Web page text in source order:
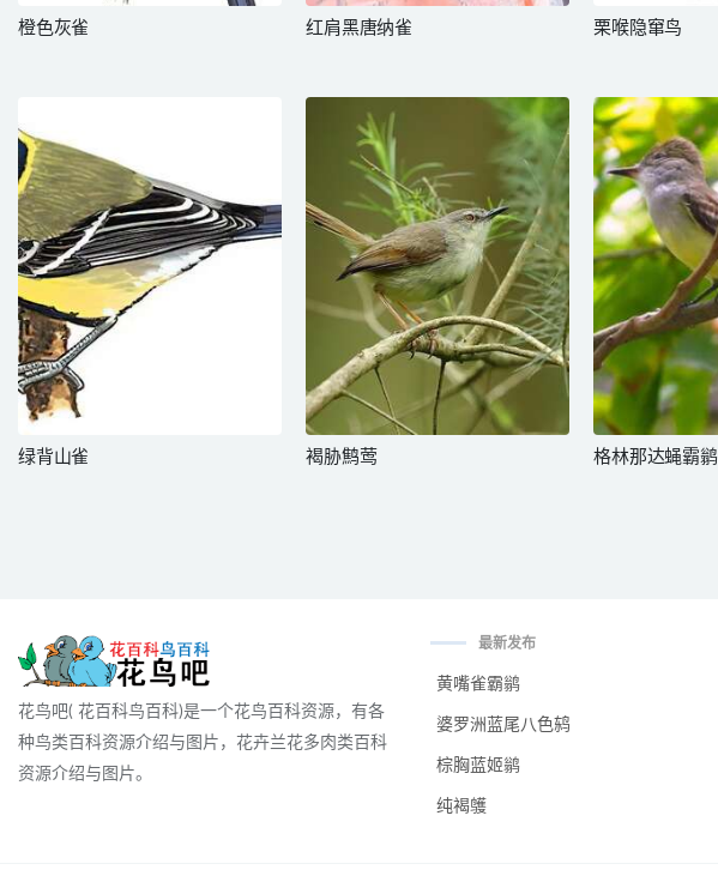
橙色灰雀 红肩黑唐纳雀 栗喉隐窜鸟
绿背山雀 褐胁鹪莺 格林那达蝇霸鹟
花鸟吧( 花百科鸟百科)是一个花鸟百科资源，有各
种鸟类百科资源介绍与图片，花卉兰花多肉类百科
资源介绍与图片。
最新发布
黄嘴雀霸鹟
婆罗洲蓝尾八色鸫
棕胸蓝姬鹟
纯褐鹱